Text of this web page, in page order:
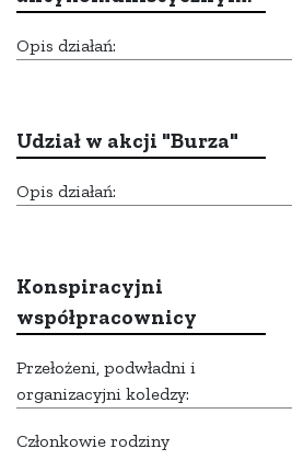
Opis działań:
Udział w akcji "Burza"
Opis działań:
Konspiracyjni
współpracownicy
Przełożeni, podwładni i
organizacyjni koledzy:
Członkowie rodziny